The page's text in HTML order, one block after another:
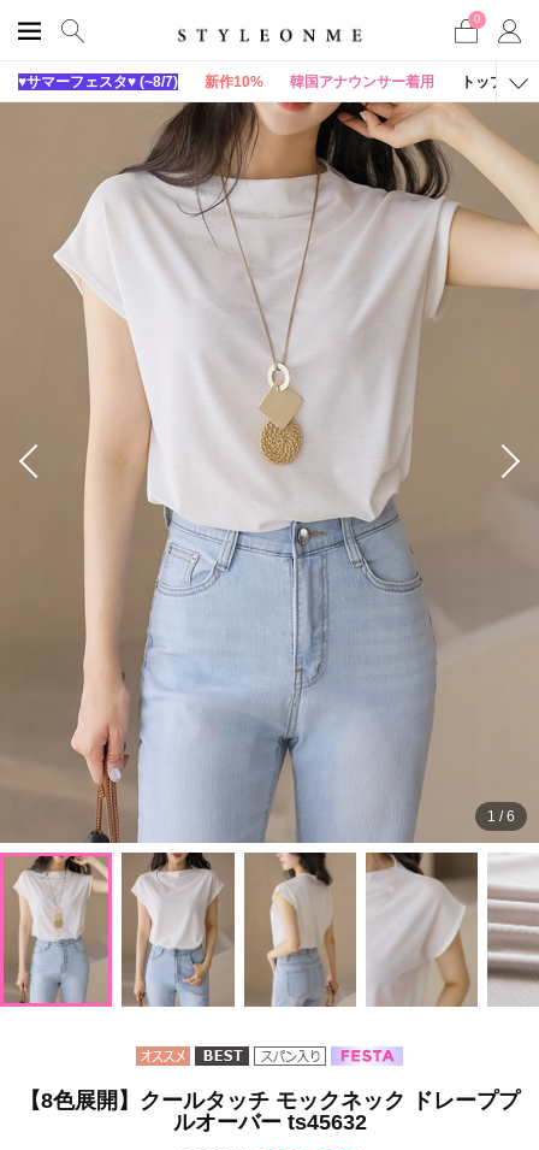
0
♥サマーフェスタ♥ (~8/7) 新作10% 韓国アナウンサー着用 トップス
1 /6
【8色展開】クールタッチ モックネック ドレーププ
ルオーバー ts45632